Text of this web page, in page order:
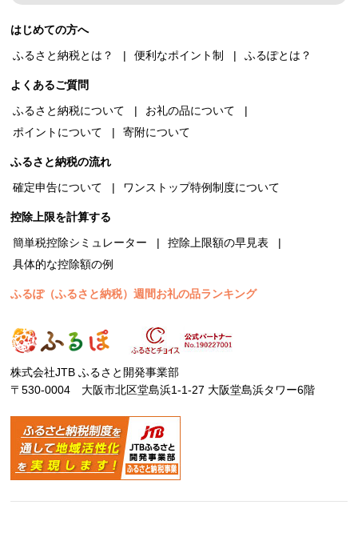
はじめての方へ
ふるさと納税とは？
便利なポイント制 ふるぽとは？
よくあるご質問
ふるさと納税について
お礼の品について
ポイントについて
寄附について
ふるさと納税の流れ
確定申告について
ワンストップ特例制度について
控除上限を計算する
簡単税控除シミュレーター
控除上限額の早見表
具体的な控除額の例
ふるぽ（ふるさと納税）週間お礼の品ランキング
株式会社JTB ふるさと開発事業部
〒530-0004 大阪市北区堂島浜1-1-27 大阪堂島浜タワー6階